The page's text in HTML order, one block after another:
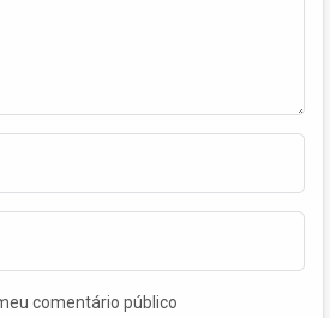
comentário público